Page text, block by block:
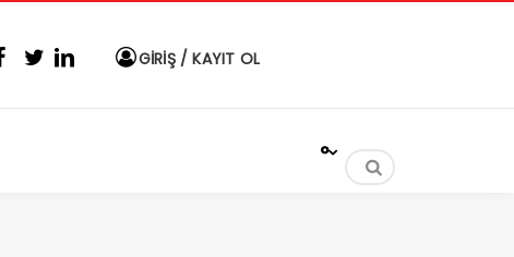
GİRİŞ / KAYIT OL
°